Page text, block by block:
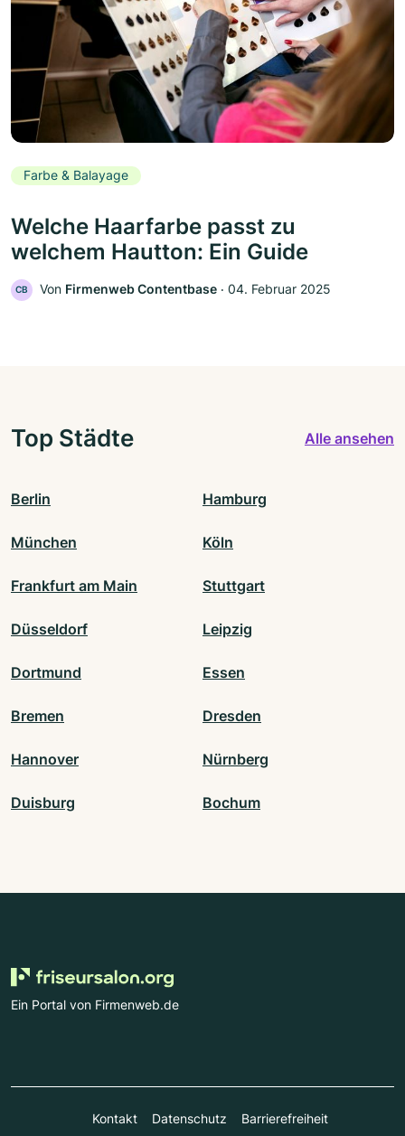
Farbe & Balayage
Welche Haarfarbe passt zu
welchem Hautton: Ein Guide
CB Von Firmenweb Contentbase ‧ 04. Februar 2025
Top Städte Alle ansehen
Berlin Hamburg
München Köln
Frankfurt am Main Stuttgart
Düsseldorf Leipzig
Dortmund Essen
Bremen Dresden
Hannover Nürnberg
Duisburg Bochum
Ein Portal von Firmenweb.de
Kontakt Datenschutz Barrierefreiheit